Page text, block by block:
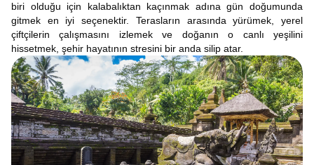
biri olduğu için kalabalıktan kaçınmak adına gün doğumunda
gitmek en iyi seçenektir. Terasların arasında yürümek, yerel
çiftçilerin çalışmasını izlemek ve doğanın o canlı yeşilini
hissetmek, şehir hayatının stresini bir anda silip atar.